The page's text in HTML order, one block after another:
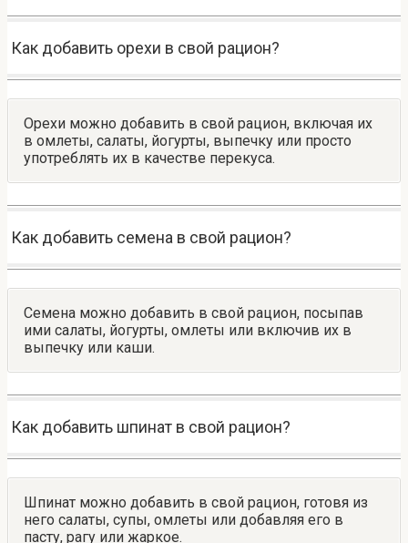
Как добавить орехи в свой рацион?
Орехи можно добавить в свой рацион, включая их
в омлеты, салаты, йогурты, выпечку или просто
употреблять их в качестве перекуса.
Как добавить семена в свой рацион?
Семена можно добавить в свой рацион, посыпав
ими салаты, йогурты, омлеты или включив их в
выпечку или каши.
Как добавить шпинат в свой рацион?
Шпинат можно добавить в свой рацион, готовя из
него салаты, супы, омлеты или добавляя его в
пасту, рагу или жаркое.